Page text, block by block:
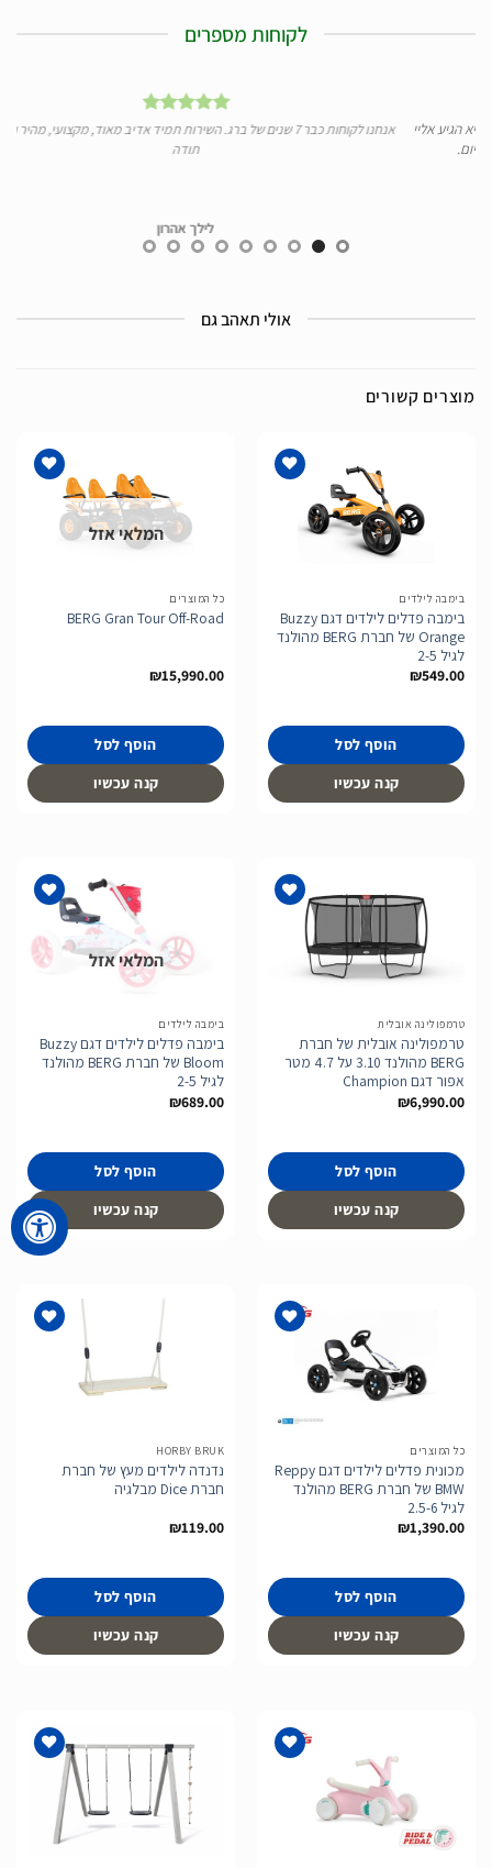
לקוחות מספרים
הגיע אליי
אנחנו לקוחות כבר 7 שנים של ברג. השירות תמיד אדיב מאוד, מקצועי, מהיר
תודה
לילך אהרון
אולי תאהב גם
מוצרים קשורים
בימבה לילדים
בימבה פדלים לילדים דגם Buzzy
Orange של חברת BERG מהולנד
לגיל 2-5
₪549.00
הוסף לסל
קנה עכשיו
המלאי אזל
כל המוצרים
BERG Gran Tour Off-Road
₪15,990.00
הוסף לסל
קנה עכשיו
טרמפולינה אובלית
טרמפולינה אובלית של חברת
BERG מהולנד 3.10 על 4.7 מטר
אפור דגם Champion
₪6,990.00
הוסף לסל
קנה עכשיו
הוסף
לרשימת
המלאי אזל
בימבה לילדים
בימבה פדלים לילדים דגם Buzzy
Bloom של חברת BERG מהולנד
לגיל 2-5
₪689.00
הוסף לסל
קנה עכשיו
המשאלות
כל המוצרים
מכונית פדלים לילדים דגם Reppy
BMW של חברת BERG מהולנד
לגיל 2.5-6
₪1,390.00
הוסף לסל
קנה עכשיו
HORBY BRUK
נדנדה לילדים מעץ של חברת
חברת Dice מבלגיה
₪119.00
הוסף לסל
קנה עכשיו
לרשימת
המשאלות